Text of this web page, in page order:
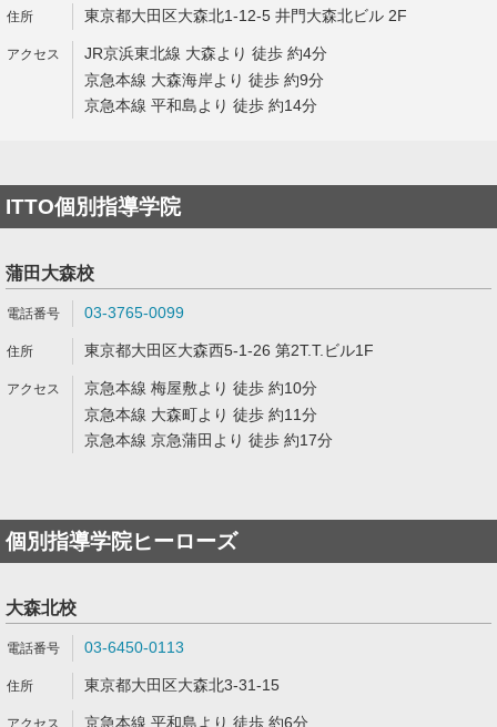
東京都大田区大森北1-12-5 井門大森北ビル 2F
JR京浜東北線 大森より 徒歩 約4分
京急本線 大森海岸より 徒歩 約9分
京急本線 平和島より 徒歩 約14分
ITTO個別指導学院
蒲田大森校
03-3765-0099
東京都大田区大森西5-1-26 第2T.T.ビル1F
京急本線 梅屋敷より 徒歩 約10分
京急本線 大森町より 徒歩 約11分
京急本線 京急蒲田より 徒歩 約17分
個別指導学院ヒーローズ
大森北校
03-6450-0113
東京都大田区大森北3-31-15
京急本線 平和島より 徒歩 約6分